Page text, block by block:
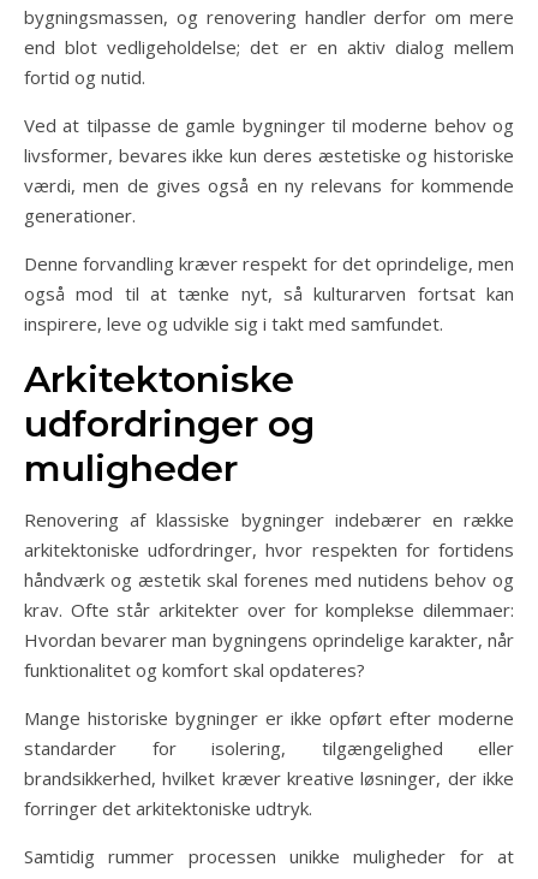
bygningsmassen, og renovering handler derfor om mere
end blot vedligeholdelse; det er en aktiv dialog mellem
fortid og nutid.
Ved at tilpasse de gamle bygninger til moderne behov og
livsformer, bevares ikke kun deres æstetiske og historiske
værdi, men de gives også en ny relevans for kommende
generationer.
Denne forvandling kræver respekt for det oprindelige, men
også mod til at tænke nyt, så kulturarven fortsat kan
inspirere, leve og udvikle sig i takt med samfundet.
Arkitektoniske
udfordringer og
muligheder
Renovering af klassiske bygninger indebærer en række
arkitektoniske udfordringer, hvor respekten for fortidens
håndværk og æstetik skal forenes med nutidens behov og
krav. Ofte står arkitekter over for komplekse dilemmaer:
Hvordan bevarer man bygningens oprindelige karakter, når
funktionalitet og komfort skal opdateres?
Mange historiske bygninger er ikke opført efter moderne
standarder for isolering, tilgængelighed eller
brandsikkerhed, hvilket kræver kreative løsninger, der ikke
forringer det arkitektoniske udtryk.
Samtidig rummer processen unikke muligheder for at